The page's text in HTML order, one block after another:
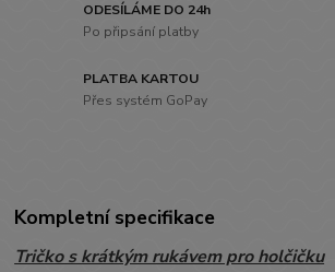
ODESÍLÁME DO 24h
Po připsání platby
PLATBA KARTOU
Přes systém GoPay
Kompletní specifikace
Tričko s krátkým rukávem pro holčičku